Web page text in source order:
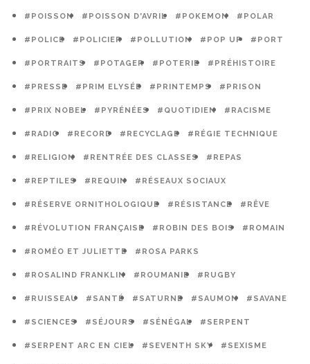
#POISSON #POISSON D'AVRIL #POKEMON #POLAR
#POLICE #POLICIER #POLLUTION #POP UP #PORT
#PORTRAITS #POTAGER #POTERIE #PRÉHISTOIRE
#PRESSE #PRIM ELYSÉE #PRINTEMPS #PRISON
#PRIX NOBEL #PYRÉNÉES #QUOTIDIEN #RACISME
#RADIO #RECORD #RECYCLAGE #RÉGIE TECHNIQUE
#RELIGION #RENTRÉE DES CLASSES #REPAS
#REPTILES #REQUIN #RÉSEAUX SOCIAUX
#RÉSERVE ORNITHOLOGIQUE #RÉSISTANCE #RÊVE
#RÉVOLUTION FRANÇAISE #ROBIN DES BOIS #ROMAIN
#ROMÉO ET JULIETTE #ROSA PARKS
#ROSALIND FRANKLIN #ROUMANIE #RUGBY
#RUISSEAU #SANTÉ #SATURNE #SAUMON #SAVANE
#SCIENCES #SÉJOURS #SÉNÉGAL #SERPENT
#SERPENT ARC EN CIEL #SEVENTH SKY #SEXISME